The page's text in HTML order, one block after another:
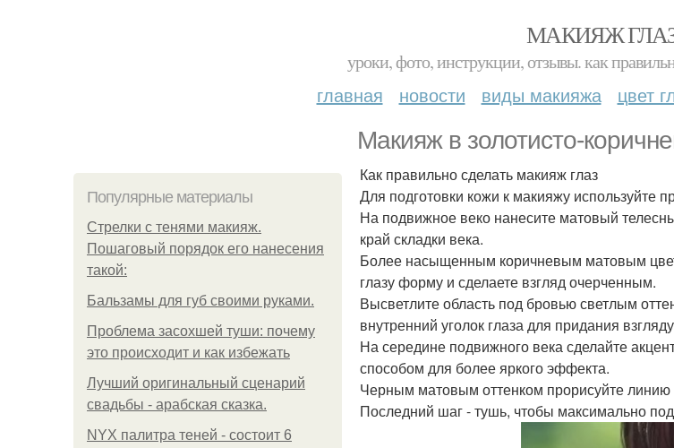
МАКИЯЖ
уроки, фото, инструкции, отзывы. как
главная новости виды макияжа цвет
Макияж в золотисто-
Популярные материалы
Стрелки с тенями макияж.
Пошаговый порядок его нанесения
такой:
Бальзамы для губ своими руками.
Проблема засохшей туши: почему
это происходит и как избежать
Лучший оригинальный сценарий
свадьбы - арабская сказка.
NYX палитра теней - состоит 6
Как правильно сделать макияж глаз
Для подготовки кожи к макияжу используйте
На подвижное веко нанесите матовый
край складки века.
Более насыщенным коричневым матовым
глазу форму и сделаете взгляд очерченным.
Высветлите область под бровью светлым
внутренний уголок глаза для придания
На середине подвижного века сделайте
способом для более яркого эффекта.
Черным матовым оттенком прорисуйте линию
Последний шаг - тушь, чтобы максимально